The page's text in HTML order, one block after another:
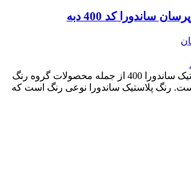
ساندورا کد 400 دبه
رنگ سوپرسان پلاستیک ساندورا 400 از جمله محصولات گروه رنگ
رنگ پلاستیک ساندورا نوعی رنگ است که